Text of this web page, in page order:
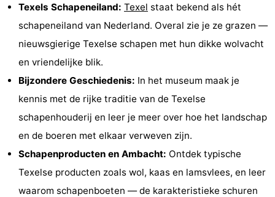
Mooiste
uitkijkpunten
Overnachten
Appartementen
Bosch
en
Zee
De
Vlijt
-
Hoeve
Texels Schapeneiland: Texel staat bekend als hét
schapeneiland van Nederland. Overal zie je ze grazen —
nieuwsgierige Texelse schapen met hun dikke wolvacht
en vriendelijke blik.
Bijzondere Geschiedenis: In het museum maak je
kennis met de rijke traditie van de Texelse
schapenhouderij en leer je meer over hoe het landschap
en de boeren met elkaar verweven zijn.
Schapenproducten en Ambacht: Ontdek typische
Texelse producten zoals wol, kaas en lamsvlees, en leer
waarom schapenboeten — de karakteristieke schuren